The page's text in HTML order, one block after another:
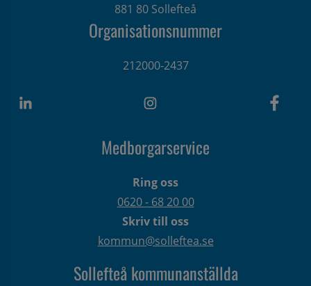
881 80 Sollefteå
Organisationsnummer
212000-2437
Medborgarservice
Ring oss
0620 - 68 20 00
Skriv till oss
kommun@solleftea.se
Sollefteå kommunanställda